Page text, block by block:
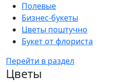
Полевые
Бизнес-букеты
Цветы поштучно
Букет от флориста
Перейти в раздел
Цветы